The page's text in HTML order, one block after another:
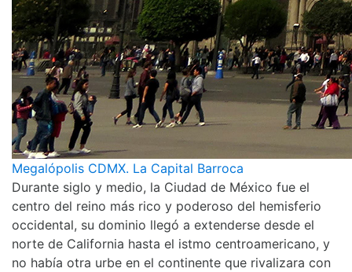
Megalópolis CDMX. La Capital Barroca
Durante siglo y medio, la Ciudad de México fue el
centro del reino más rico y poderoso del hemisferio
occidental, su dominio llegó a extenderse desde el
norte de California hasta el istmo centroamericano, y
no había otra urbe en el continente que rivalizara con